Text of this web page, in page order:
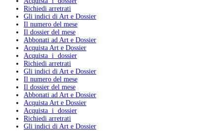
Richiedi arretrati
Gli indici di Art e Dossier
Il numero del mese
Il dossier del mese
Abbonati ad Art e Dossier
Acquista Art e Dossier
Acquista i dossier
Richiedi arretrati
Gli indici di Art e Dossier
Il numero del mese
Il dossier del mese
Abbonati ad Art e Dossier
Acquista Art e Dossier
Acquista i dossier
Richiedi arretrati
Gli indici di Art e Dossier